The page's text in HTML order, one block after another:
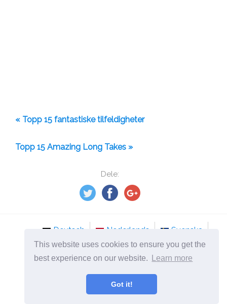
This website uses cookies to ensure you get the
best experience on our website.
Learn more
Got it!
Dele:
« Topp 15 fantastiske tilfeldigheter
Topp 15 Amazing Long Takes »
Deutsch Nederlands
Svenska
Norsk
Italiano Français
Dansk
Česky
no.mydailyselfmotivation.com